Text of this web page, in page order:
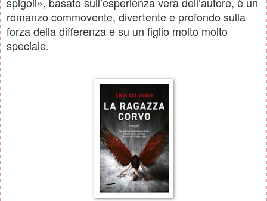
romanzo commovente, divertente e profondo sulla
forza della differenza e su un figlio molto molto
speciale.